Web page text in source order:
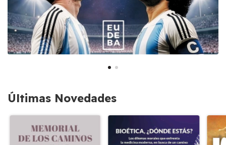
Últimas Novedades